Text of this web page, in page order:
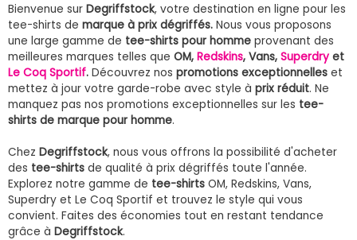
Bienvenue sur Degriffstock, votre destination en ligne pour les
tee-shirts de marque à prix dégriffés. Nous vous proposons
une large gamme de tee-shirts pour homme provenant des
meilleures marques telles que OM, Redskins, Vans, Superdry et
Le Coq Sportif. Découvrez nos promotions exceptionnelles et
mettez à jour votre garde-robe avec style à prix réduit. Ne
manquez pas nos promotions exceptionnelles sur les tee-
shirts de marque pour homme.
Chez Degriffstock, nous vous offrons la possibilité d'acheter
des tee-shirts de qualité à prix dégriffés toute l'année.
Explorez notre gamme de tee-shirts OM, Redskins, Vans,
Superdry et Le Coq Sportif et trouvez le style qui vous
convient. Faites des économies tout en restant tendance
grâce à Degriffstock.